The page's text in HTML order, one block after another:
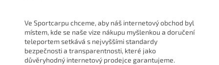
Ve Sportcarpu chceme, aby náš internetový obchod byl
místem, kde se naše vize nákupu myšlenkou a doručení
teleportem setkává s nejvyššími standardy
bezpečnosti a transparentnosti, které jako
důvěryhodný internetový prodejce garantujeme.